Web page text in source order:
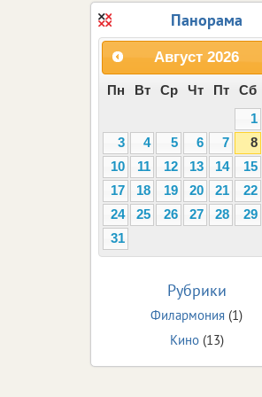
Панорама
Август 2026
Пн Вт Ср Чт Пт Сб
1
3
4 5 6 7 8
10
11 12 13 14 15
17
18 19 20 21 22
24
25 26 27 28 29
31
Рубрики
Филармония (1)
Кино(13)